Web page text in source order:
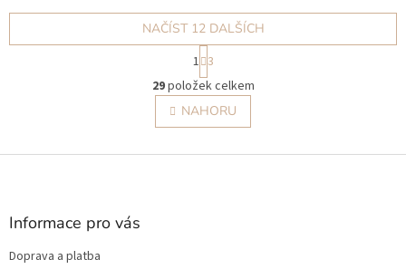
O
v
l
á
NAČÍST 12 DALŠÍCH
S
t
r
á
n
k
v
1 3
29položek celkem
NAHORU
Z
Informace pro vás
Doprava a platba